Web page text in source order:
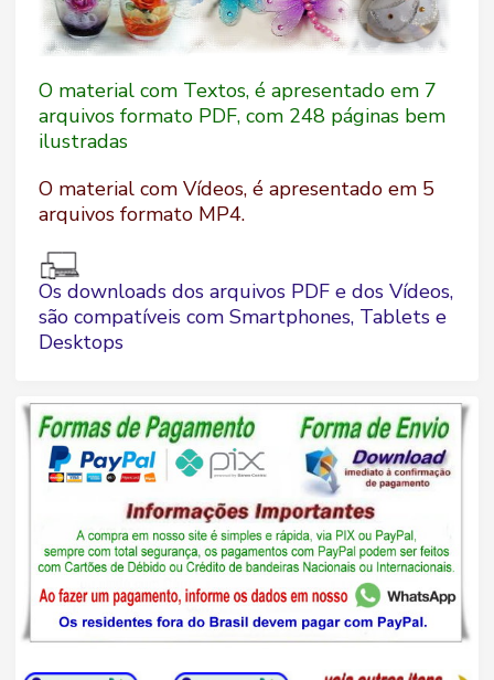
O material com Textos, é apresentado em 7
arquivos formato PDF, com 248 páginas bem
ilustradas
O material com Vídeos, é apresentado em 5
arquivos formato MP4.
Os downloads dos arquivos PDF e dos Vídeos,
são compatíveis com Smartphones, Tablets e
Desktops